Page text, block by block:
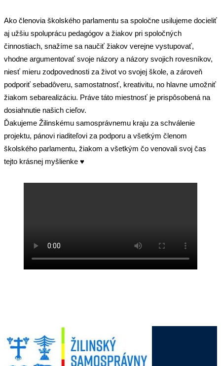
Ako členovia školského parlamentu sa spoločne usilujeme docieliť
aj užšiu spoluprácu pedagógov a žiakov pri spoločných
činnostiach, snažíme sa naučiť žiakov verejne vystupovať,
vhodne argumentovať svoje názory a názory svojich rovesníkov,
niesť mieru zodpovednosti za život vo svojej škole, a zároveň
podporiť sebadôveru, samostatnosť, kreativitu, no hlavne umožniť
žiakom sebarealizáciu. Práve táto miestnosť je prispôsobená na
dosiahnutie našich cieľov.
Ďakujeme Žilinskému samosprávnemu kraju za schválenie
projektu, pánovi riaditeľovi za podporu a všetkým členom
školského parlamentu, žiakom a všetkým čo venovali svoj čas
tejto krásnej myšlienke ♥️